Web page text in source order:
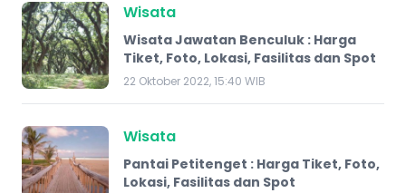
Wisata
Wisata Jawatan Benculuk : Harga
Tiket, Foto, Lokasi, Fasilitas dan Spot
22 Oktober 2022, 15:40 WIB
Wisata
Pantai Petitenget : Harga Tiket, Foto,
Lokasi, Fasilitas dan Spot